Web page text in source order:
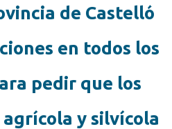
de Castelló
en todos los
pedir que los
y silvícola